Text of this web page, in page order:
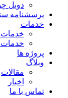
دوبل
پرسشنامه
خدمات
پروژه ها
وبلاگ
مقالات
اخبار
تماس با ما